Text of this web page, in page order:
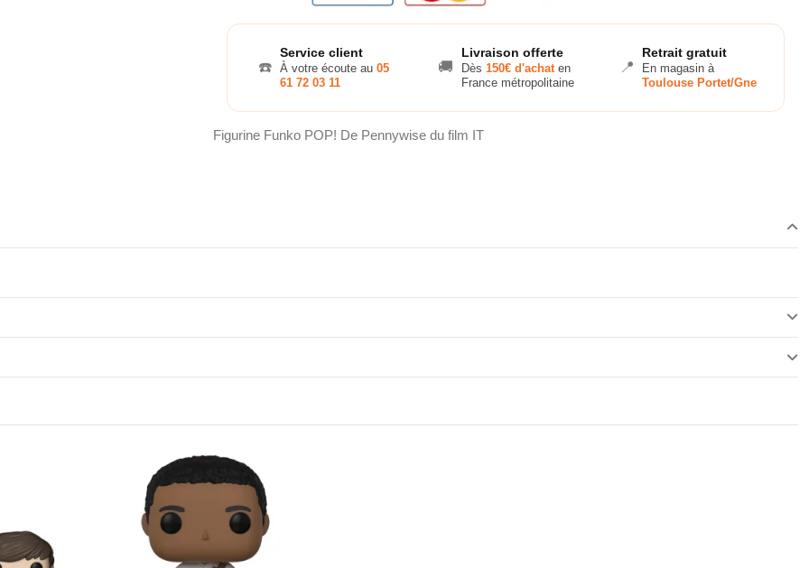
☎️
Service client
À votre écoute au 05
61 72 03 11
🚚
Livraison offerte
Dès 150€ d'achaten
France métropolitaine
📍
Retrait gratuit
En magasin à
Toulouse Portet/Gne
Figurine Funko POP! De Pennywise du film IT